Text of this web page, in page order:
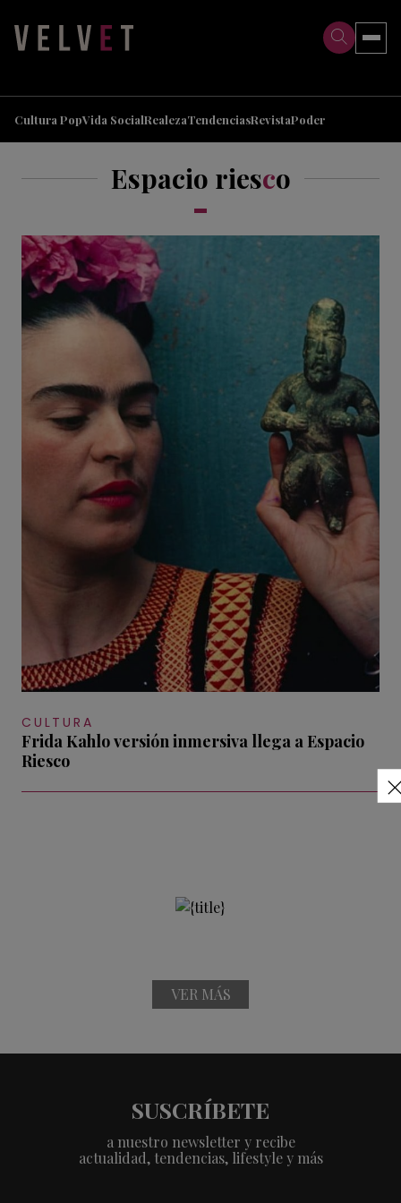
Cultura PopVida SocialRealezaTendenciasRevistaPoder
Espacio riesco
CULTURA
Frida Kahlo versión inmersiva llega a Espacio
Riesco
VER MÁS
SUSCRÍBETE
a nuestro newsletter y recibe
actualidad, tendencias, lifestyle y más